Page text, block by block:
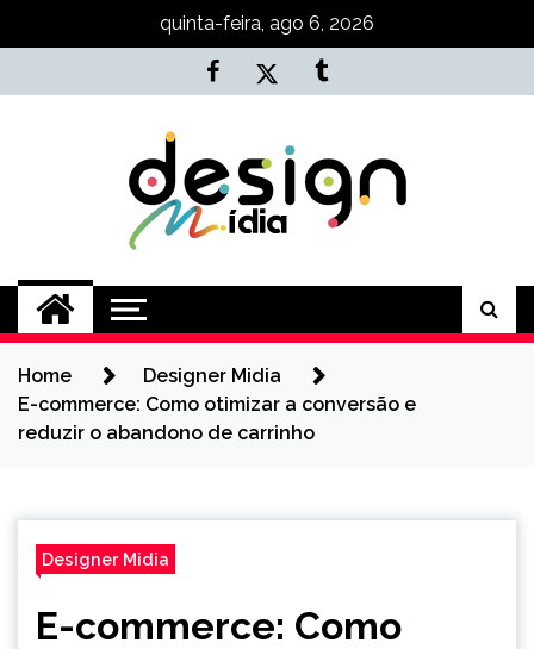
quinta-feira, ago 6, 2026
Agência NKT
Conteúdo de Marketing, SEO e
Home
Designer Midia
E-commerce: Como otimizar a conversão e
reduzir o abandono de carrinho
Designer Midia
E-commerce: Como